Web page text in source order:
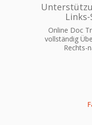
Online Doc
vollständig
Rechts-